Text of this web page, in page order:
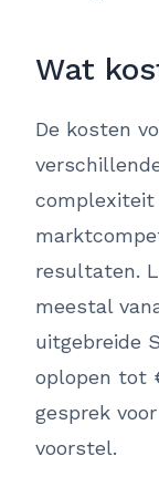
Wat
De kosten
complexiteit
resultaten.
meestal
uitgebreide
oplopen tot
gesprek
voorstel.